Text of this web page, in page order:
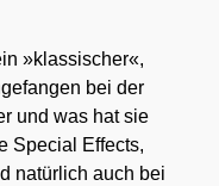
»klas­si­scher«,
bei der
und was hat sie
Spe­cial Effects,
natür­lich auch bei